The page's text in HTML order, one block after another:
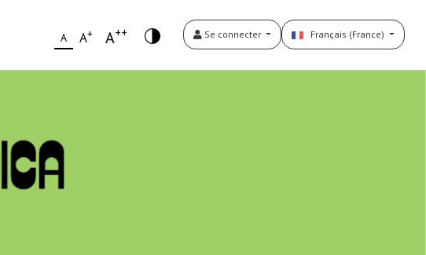
A A+ A++ Se connecter Français (France)